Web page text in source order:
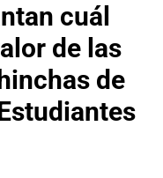
cuál
de las
de